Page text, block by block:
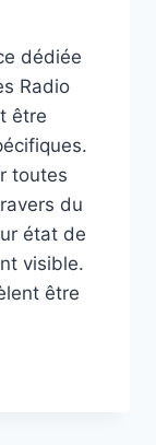
dédiée
Radio
être
toutes
du
état de
visible.
être